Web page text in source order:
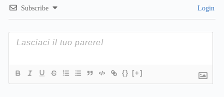
Subscribe Login
{} [+]